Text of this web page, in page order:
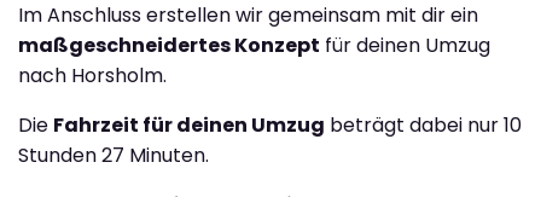
Im Anschluss erstellen wir gemeinsam mit dir ein
maßgeschneidertes Konzept für deinen Umzug
nach Horsholm.
Die Fahrzeit für deinen Umzug beträgt dabei nur 10
Stunden 27 Minuten.